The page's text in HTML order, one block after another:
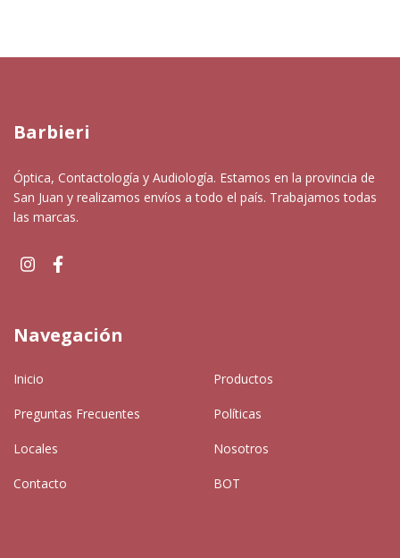
Barbieri
Óptica, Contactología y Audiología. Estamos en la provincia de
San Juan y realizamos envíos a todo el país. Trabajamos todas
las marcas.
Navegación
Inicio Productos
Preguntas Frecuentes Políticas
Locales Nosotros
Contacto BOT